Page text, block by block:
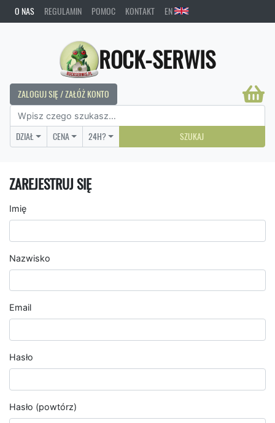
O NAS REGULAMIN POMOC KONTAKT EN
ROCK-SERWIS
ZALOGUJ SIĘ / ZAŁÓŻ KONTO
DZIAŁ CENA 24H? SZUKAJ
ZAREJESTRUJ SIĘ
Imię
Nazwisko
Email
Hasło
Hasło (powtórz)